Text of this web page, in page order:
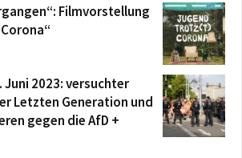
Filmvorstellung
2023: versuchter
Letzten Generation und
gegen die AfD +